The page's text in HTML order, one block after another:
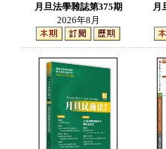
月旦法學雜誌第375期
2026年8月
月